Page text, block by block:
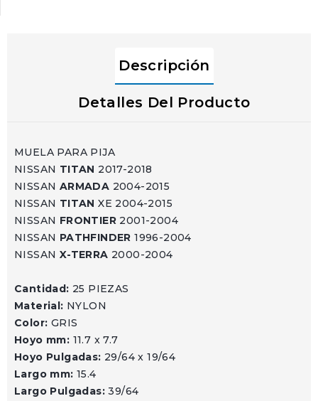
Descripción
Detalles Del Producto
MUELA PARA PIJA
NISSAN TITAN 2017-2018
NISSAN ARMADA 2004-2015
NISSAN TITAN XE 2004-2015
NISSAN FRONTIER 2001-2004
NISSAN PATHFINDER 1996-2004
NISSAN X-TERRA 2000-2004
Cantidad: 25 PIEZAS
Material: NYLON
Color: GRIS
Hoyo mm: 11.7 x 7.7
Hoyo Pulgadas: 29/64 x 19/64
Largo mm: 15.4
Largo Pulgadas:39/64